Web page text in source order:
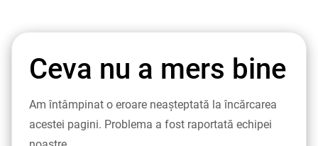
Ceva nu a mers bine
Am întâmpinat o eroare neașteptată la încărcarea
acestei pagini. Problema a fost raportată echipei